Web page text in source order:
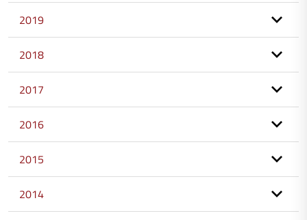
2019
2018
2017
2016
2015
2014